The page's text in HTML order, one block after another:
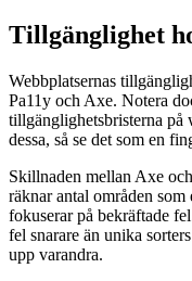
Tillgänglighet
Webbplatsernas
Pa11y och Axe. Notera
tillgänglighetsbristerna på
dessa, så se det som en
Skillnaden mellan Axe
räknar antal områden
fokuserar på bekräftade
fel snarare än unika
upp varandra.